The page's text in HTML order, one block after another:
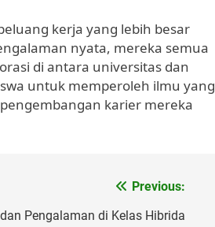
kerja yang lebih besar
nyata, mereka semua
di antara universitas dan
untuk memperoleh ilmu yang
karier mereka
Previous:
Pengalaman di Kelas Hibrida